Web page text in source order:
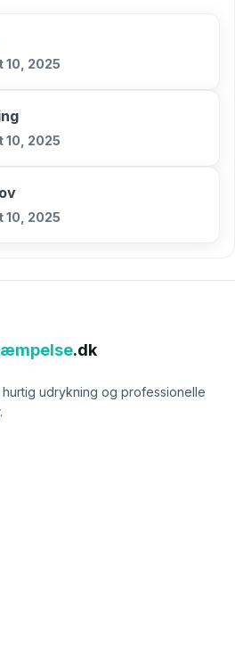
10, 2025
10, 2025
10, 2025
.dk
udrykning og professionelle